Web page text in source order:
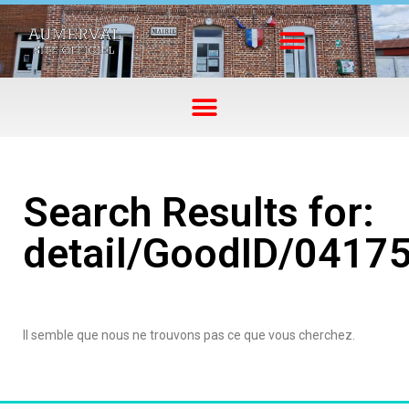
Search Results for:
detail/GoodID/
Il semble que nous ne trouvons pas ce que vous cherchez.